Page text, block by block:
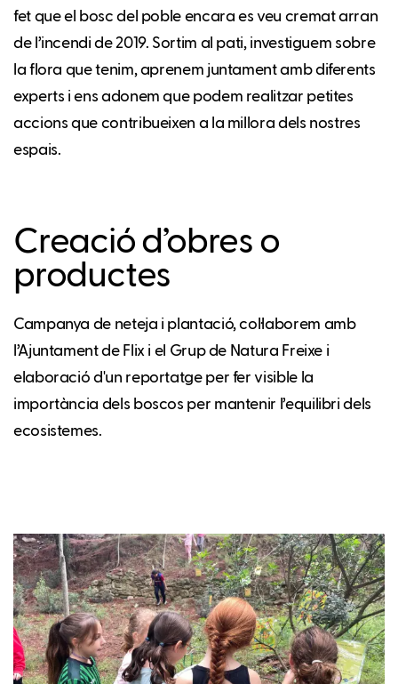
fet que el bosc del poble encara es veu cremat arran
de l’incendi de 2019. Sortim al pati, investiguem sobre
la flora que tenim, aprenem juntament amb diferents
experts i ens adonem que podem realitzar petites
accions que contribueixen a la millora dels nostres
espais.
Creació d’obres o
productes
Campanya de neteja i plantació, col·laborem amb
l’Ajuntament de Flix i el Grup de Natura Freixe i
elaboració d'un reportatge per fer visible la
importància dels boscos per mantenir l’equilibri dels
ecosistemes.